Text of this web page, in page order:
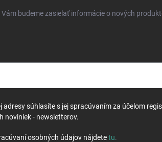
Vám budeme zasielať informácie o nových
adresy súhlasíte s jej spracúvaním za účelom
noviniek - newsletterov.
osobných údajov nájdetetu.